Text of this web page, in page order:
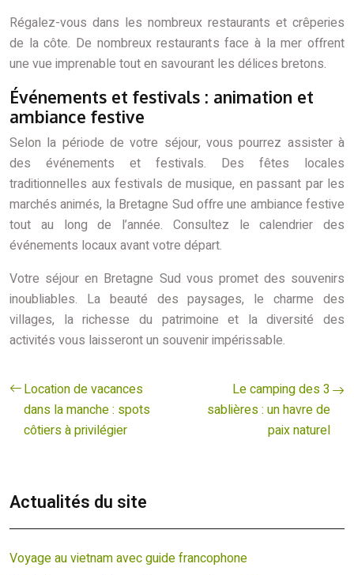
Régalez-vous dans les nombreux restaurants et crêperies
de la côte. De nombreux restaurants face à la mer offrent
une vue imprenable tout en savourant les délices bretons.
Événements et festivals : animation et
ambiance festive
Selon la période de votre séjour, vous pourrez assister à
des événements et festivals. Des fêtes locales
traditionnelles aux festivals de musique, en passant par les
marchés animés, la Bretagne Sud offre une ambiance festive
tout au long de l’année. Consultez le calendrier des
événements locaux avant votre départ.
Votre séjour en Bretagne Sud vous promet des souvenirs
inoubliables. La beauté des paysages, le charme des
villages, la richesse du patrimoine et la diversité des
activités vous laisseront un souvenir impérissable.
Location de vacances
dans la manche : spots
côtiers à privilégier
Le camping des 3
sablières : un havre de
paix naturel
Actualités du site
Voyage au vietnam avec guide francophone